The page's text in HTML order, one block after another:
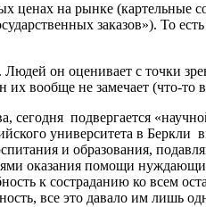
ценах на рынке (картельные
заказов»). То
он оценивает с точки
вообще не замечает (что-то
сегодня подвергается
университета в Беркли
и образования,
оказания помощи
к состраданию ко всем
все это давало им лишь